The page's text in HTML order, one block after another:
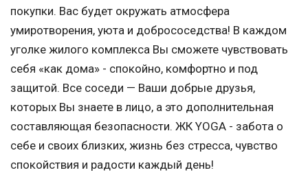
покупки. Вас будет окружать атмосфера
умиротворения, уюта и добрососедства! В каждом
уголке жилого комплекса Вы сможете чувствовать
себя «как дома» - спокойно, комфортно и под
защитой. Все соседи — Ваши добрые друзья,
которых Вы знаете в лицо, а это дополнительная
составляющая безопасности. ЖК YOGA - забота о
себе и своих близких, жизнь без стресса, чувство
спокойствия и радости каждый день!